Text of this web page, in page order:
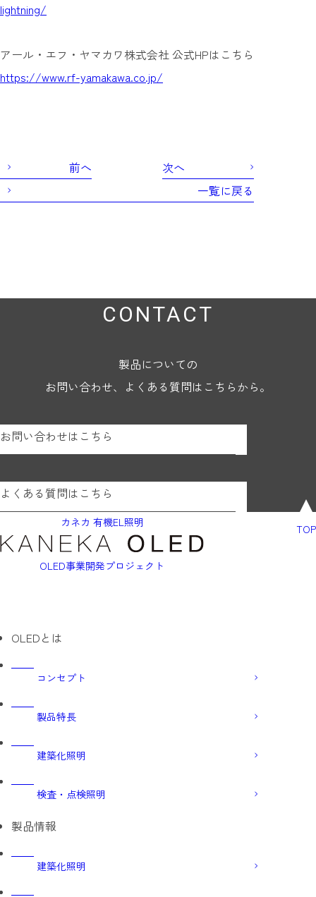
lightning/
アール・エフ・ヤマカワ株式会社 公式HPはこちら
https://www.rf-yamakawa.co.jp/
一覧に戻る
前へ 次へ
CONTACT
製品についての
お問い合わせ、よくある質問はこちらから。
お問い合わせはこちら
よくある質問はこちら
TOP
カネカ 有機EL照明
OLED事業開発プロジェクト
OLEDとは
コンセプト
製品特長
建築化照明
検査・点検照明
製品情報
建築化照明